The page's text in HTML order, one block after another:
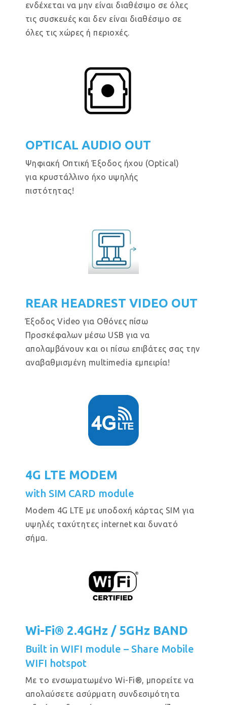
ενδέχεται να μην είναι διαθέσιμο σε όλες
τις συσκευές και δεν είναι διαθέσιμο σε
όλες τις χώρες ή περιοχές.
OPTICAL AUDIO OUT
Ψηφιακή Οπτική Έξοδος ήχου (Optical)
για κρυστάλλινο ήχο υψηλής
πιστότητας!
REAR HEADREST VIDEO OUT
Έξοδος Video για Οθόνες πίσω
Προσκέφαλων μέσω USB για να
απολαμβάνουν και οι πίσω επιβάτες σας την
αναβαθμισμένη multimedia εμπειρία!
4G LTE MODEM
with SIM CARD module
Modem 4G LTE με υποδοχή κάρτας SIM για
υψηλές ταχύτητες internet και δυνατό
σήμα.
Wi-Fi® 2.4GHz / 5GHz BAND
Built in WIFI module – Share Mobile
WIFI hotspot
Με το ενσωματωμένο Wi-Fi®, μπορείτε να
απολαύσετε ασύρματη συνδεσιμότητα